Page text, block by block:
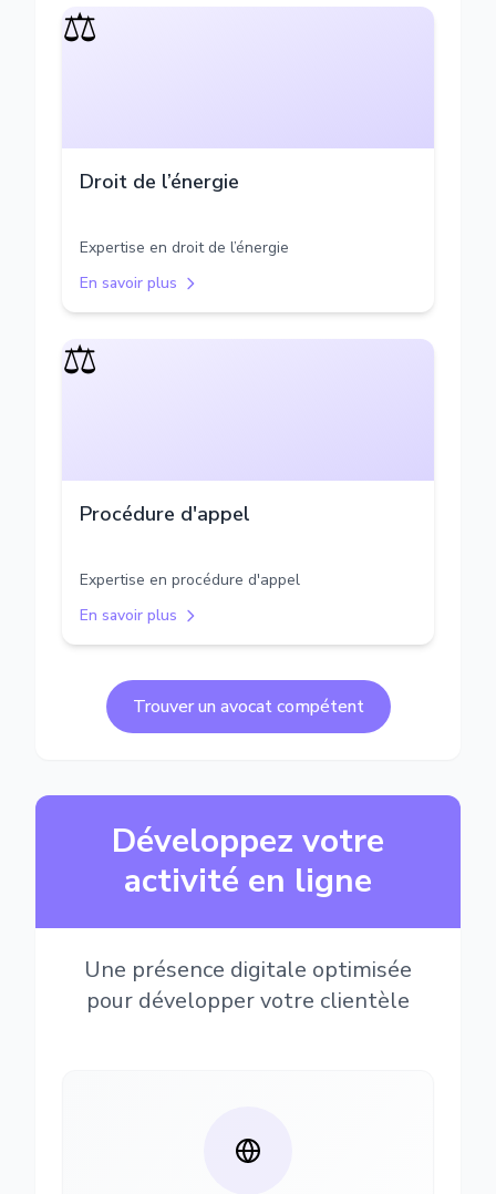
⚖️
Droit de l’énergie
Expertise en droit de l’énergie
En savoir plus
⚖️
Procédure d'appel
Expertise en procédure d'appel
En savoir plus
Trouver un avocat compétent
Développez votre
activité en ligne
Une présence digitale optimisée
pour développer votre clientèle